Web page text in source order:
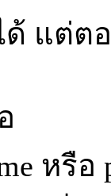
ด้ แต่ต
หรื